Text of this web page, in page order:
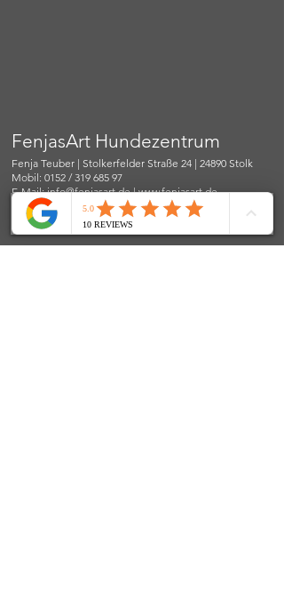
FenjasArt Hundezentrum
Fenja Teuber | Stolkerfelder Straße 24 | 24890 Stolk
Mobil: 0152 / 319 685 97
E-Mail:info@fenjasart.de|www.fenjasart.de